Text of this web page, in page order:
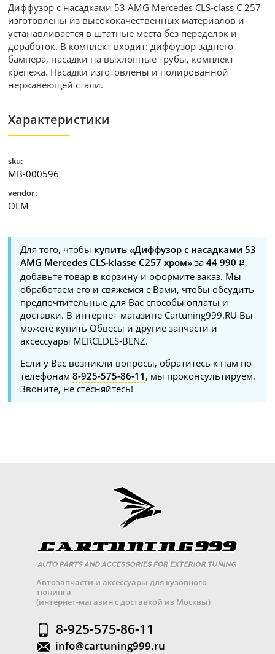
Диффузор с насадками 53 AMG Mercedes CLS-class C 257
изготовлены из высококачественных материалов и
устанавливается в штатные места без переделок и
доработок. В комплект входит: диффузор заднего
бампера, насадки на выхлопные трубы, комплект
крепежа. Насадки изготовлены и полированной
нержавеющей стали.
Характеристики
sku:
MB-000596
vendor:
OEM
Для того, чтобы купить «Диффузор с насадками 53
AMG Mercedes CLS-klasse C257 хром» за44 990
,
добавьте товар в корзину и оформите заказ. Мы
обработаем его и свяжемся с Вами, чтобы обсудить
предпочтительные для Вас способы оплаты и
доставки. В интернет-магазине Cartuning999.RU Вы
можете купить Обвесы и другие запчасти и
аксессуары MERCEDES-BENZ.
Если у Вас возникли вопросы, обратитесь к нам по
телефонам8-925-575-86-11 , мы проконсультируем.
Звоните, не стесняйтесь!
Автозапчасти и аксессуары для кузовного
тюнинга
(интернет-магазин с доставкой из Москвы)
8-925-575-86-11
info@cartuning999.ru